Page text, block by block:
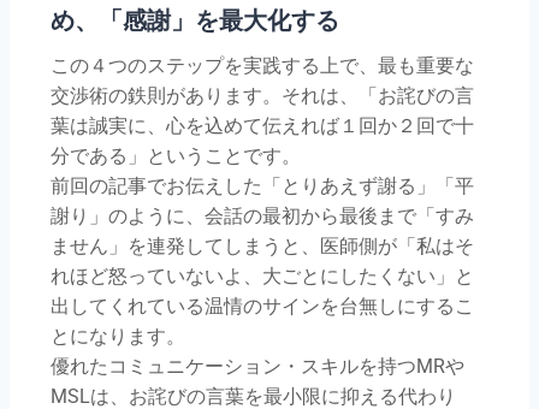
め、「感謝」を最大化する
この４つのステップを実践する上で、最も重要な
交渉術の鉄則があります。それは、「お詫びの言
葉は誠実に、心を込めて伝えれば１回か２回で十
分である」ということです。
前回の記事でお伝えした「とりあえず謝る」「平
謝り」のように、会話の最初から最後まで「すみ
ません」を連発してしまうと、医師側が「私はそ
れほど怒っていないよ、大ごとにしたくない」と
出してくれている温情のサインを台無しにするこ
とになります。
優れたコミュニケーション・スキルを持つMRや
MSLは、お詫びの言葉を最小限に抑える代わり